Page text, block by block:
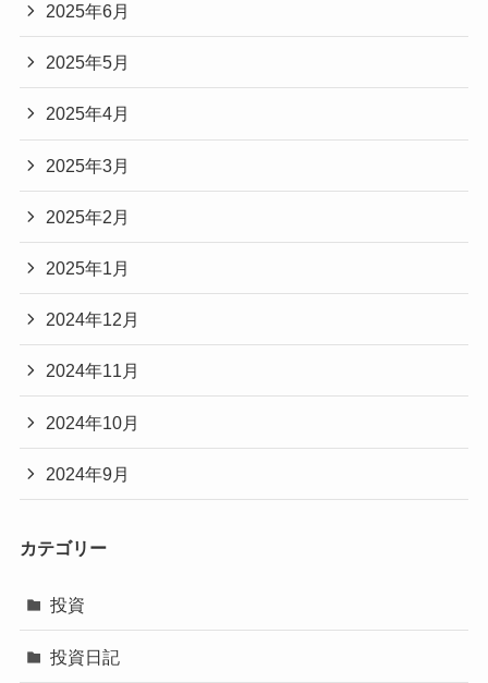
2025年6月
2025年5月
2025年4月
2025年3月
2025年2月
2025年1月
2024年12月
2024年11月
2024年10月
2024年9月
カテゴリー
投資
投資日記